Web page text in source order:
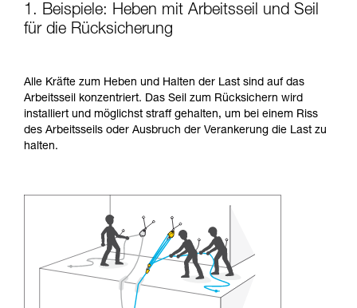
verstehen zu können, müssen Sie zuerst die in
der Gebrauchsanweisung enthaltenen
Informationen richtig verstanden haben.
Training voraus. Prüfen Sie zusammen mit
einem Profi, ob Sie in der Lage sind, den
Vorgang alleine sicher zu wiederholen, bevor
Sie ihn eigenständig durchführen.
beschrieben werden.
1. Beispiele: Heben mit Arbeitsseil und Seil
für die Rücksicherung
Alle Kräfte zum Heben und Halten der Last sind auf das
Arbeitsseil konzentriert. Das Seil zum Rücksichern wird
installiert und möglichst straff gehalten, um bei einem Riss
des Arbeitsseils oder Ausbruch der Verankerung die Last zu
halten.